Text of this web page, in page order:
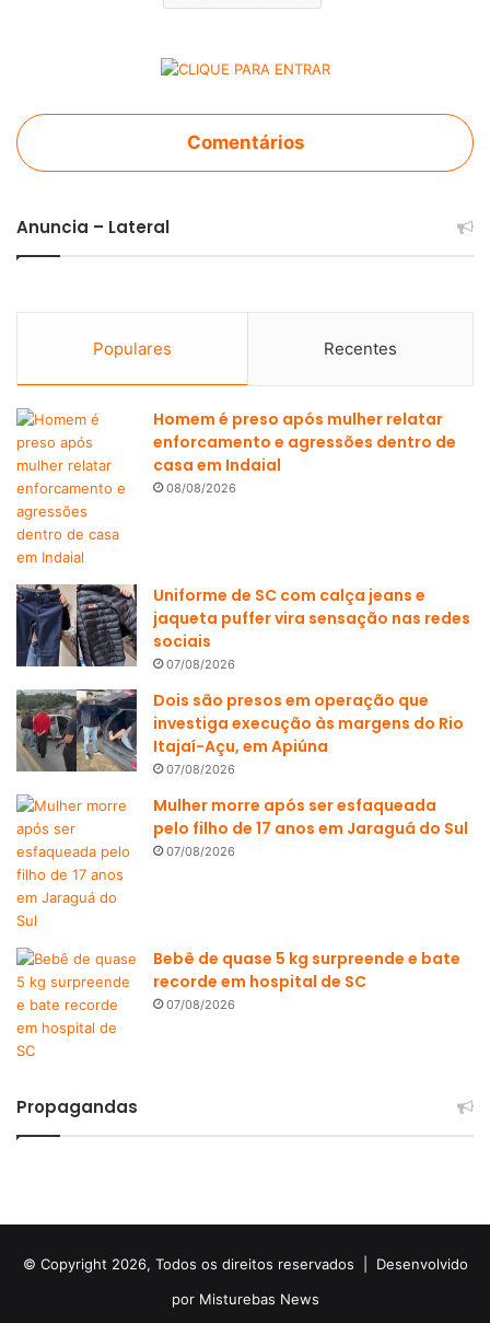
Comentários
Anuncia – Lateral
Populares Recentes
Homem é preso após mulher relatar
enforcamento e agressões dentro de
casa em Indaial
08/08/2026
Uniforme de SC com calça jeans e
jaqueta puffer vira sensação nas redes
sociais
07/08/2026
Dois são presos em operação que
investiga execução às margens do Rio
Itajaí-Açu, em Apiúna
07/08/2026
Mulher morre após ser esfaqueada
pelo filho de 17 anos em Jaraguá do Sul
07/08/2026
Bebê de quase 5 kg surpreende e bate
recorde em hospital de SC
07/08/2026
Propagandas
© Copyright 2026, Todos os direitos reservados | Desenvolvido
por Misturebas News